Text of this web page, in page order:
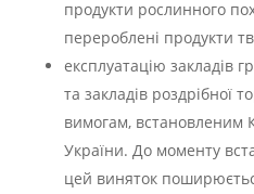
продукти рослинного
перероблені продукти
експлуатацію закладів
та закладів роздрібної
вимогам, встановленим
України. До моменту
цей виняток